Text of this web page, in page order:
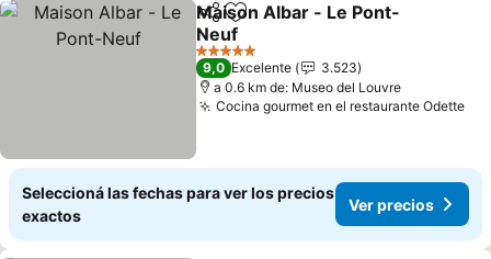
CompartirAñadir a favoritos
Maison Albar - Le Pont-
Neuf
Ver precios
5 Estrellas
9,0 Excelente
3.523
a 0.6 km de: Museo del Louvre
Cocina gourmet en el restaurante Odette
Seleccioná las fechas para ver los precios
exactos
Ver precios